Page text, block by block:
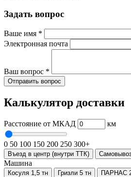
Задать вопрос
Ваше имя *
Электронная почта
Ваш вопрос *
Отправить вопрос
Калькулятор доставки
Расстояние от МКАД км
0 50 100 150 200 250 300+
Въезд в центр (внутри ТТК)
Машина
Косуля 1,5 тн Гризли 5 тн ПАРНАС